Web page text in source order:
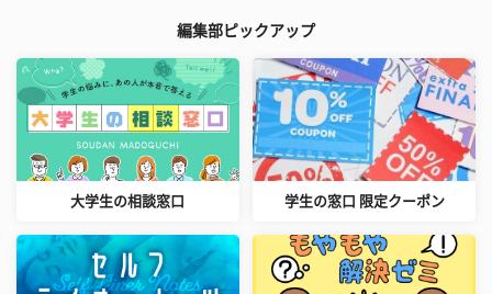
編集部ピックアップ
大学生の相談窓口 学生の窓口 限定クーポン